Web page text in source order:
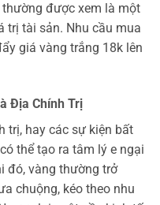
được xem là một
trị tài sản. Nhu cầu mua
giá vàng trắng 18k lên
Địa Chính Trị
trị, hay các sự kiện bất
thể tạo ra tâm lý e ngại
đó, vàng thường trở
chuộng, kéo theo nhu